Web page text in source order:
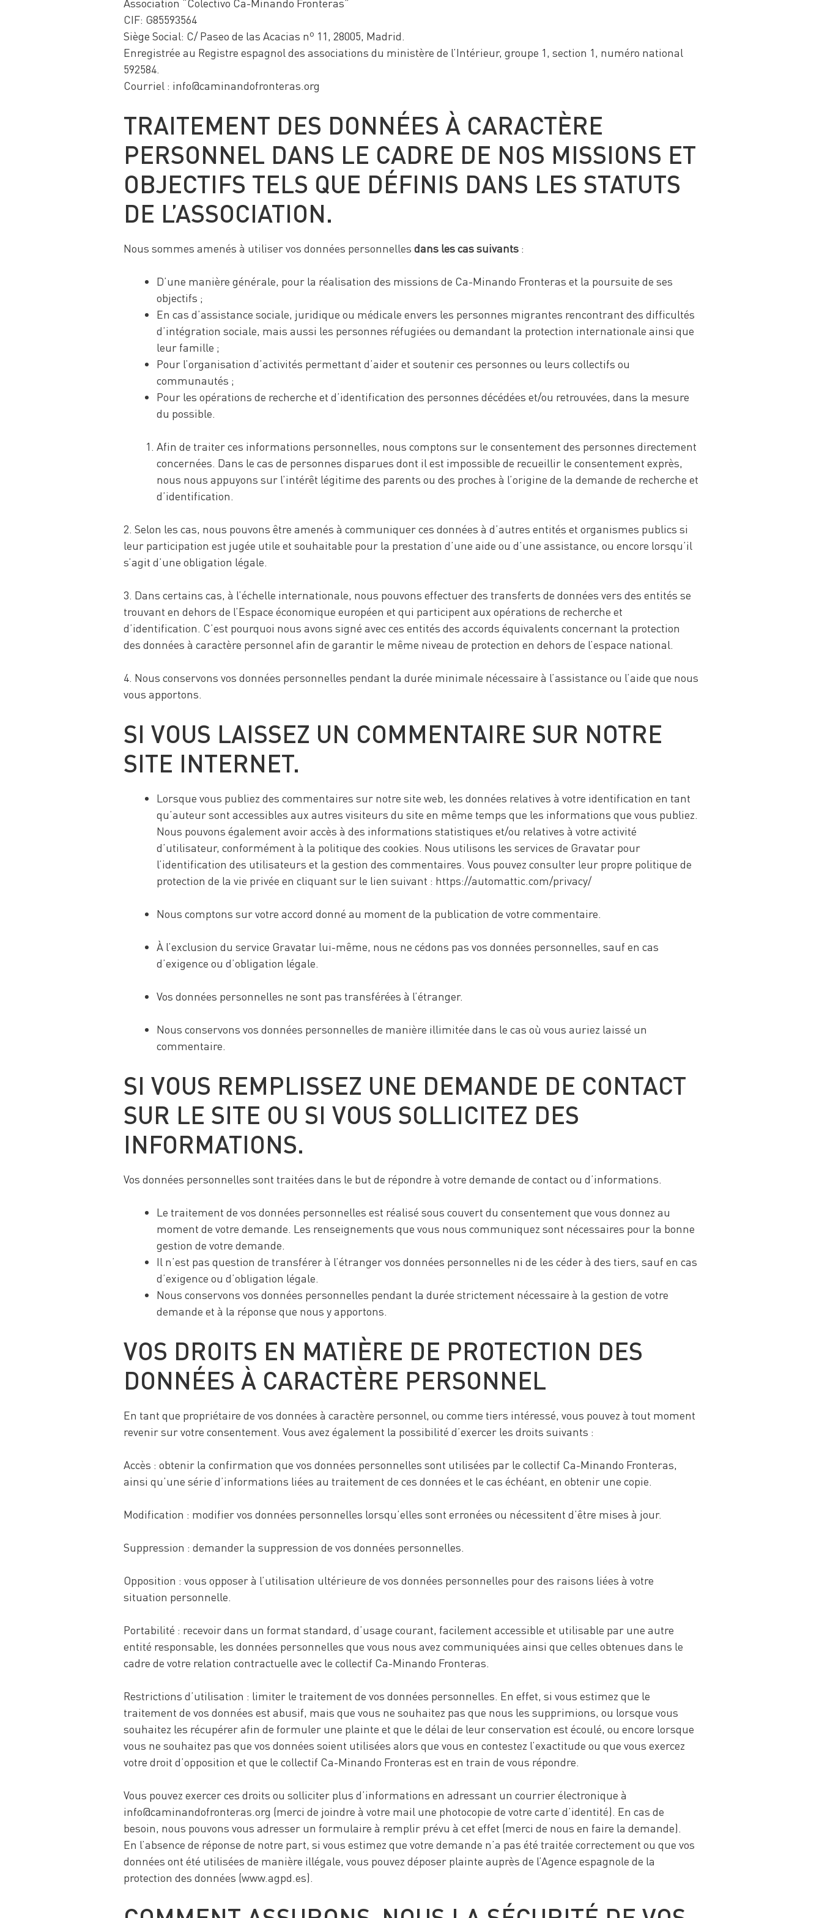
CIF: G85593564
Siège Social: C/ Paseo de las Acacias nº 11, 28005, Madrid.
Enregistrée au Registre espagnol des associations du ministère de l’Intérieur, groupe 1, section 1, numéro national
592584.
Courriel : info@caminandofronteras.org
TRAITEMENT DES DONNÉES À CARACTÈRE
PERSONNEL DANS LE CADRE DE NOS MISSIONS ET
OBJECTIFS TELS QUE DÉFINIS DANS LES STATUTS
DE L’ASSOCIATION.
Nous sommes amenés à utiliser vos données personnelles dans les cas suivants:
D’une manière générale, pour la réalisation des missions de Ca-Minando Fronteras et la poursuite de ses
objectifs ;
En cas d’assistance sociale, juridique ou médicale envers les personnes migrantes rencontrant des difficultés
d’intégration sociale, mais aussi les personnes réfugiées ou demandant la protection internationale ainsi que
leur famille ;
Pour l’organisation d’activités permettant d’aider et soutenir ces personnes ou leurs collectifs ou
communautés ;
Pour les opérations de recherche et d’identification des personnes décédées et/ou retrouvées, dans la mesure
du possible.
Afin de traiter ces informations personnelles, nous comptons sur le consentement des personnes directement
concernées. Dans le cas de personnes disparues dont il est impossible de recueillir le consentement exprès,
nous nous appuyons sur l’intérêt légitime des parents ou des proches à l’origine de la demande de recherche et
d’identification.
2. Selon les cas, nous pouvons être amenés à communiquer ces données à d’autres entités et organismes publics si
leur participation est jugée utile et souhaitable pour la prestation d’une aide ou d’une assistance, ou encore lorsqu’il
s’agit d’une obligation légale.
3. Dans certains cas, à l’échelle internationale, nous pouvons effectuer des transferts de données vers des entités se
trouvant en dehors de l’Espace économique européen et qui participent aux opérations de recherche et
d’identification. C’est pourquoi nous avons signé avec ces entités des accords équivalents concernant la protection
des données à caractère personnel afin de garantir le même niveau de protection en dehors de l’espace national.
4. Nous conservons vos données personnelles pendant la durée minimale nécessaire à l’assistance ou l’aide que nous
vous apportons.
SI VOUS LAISSEZ UN COMMENTAIRE SUR NOTRE
SITE INTERNET.
Lorsque vous publiez des commentaires sur notre site web, les données relatives à votre identification en tant
qu’auteur sont accessibles aux autres visiteurs du site en même temps que les informations que vous publiez.
Nous pouvons également avoir accès à des informations statistiques et/ou relatives à votre activité
d’utilisateur, conformément à la politique des cookies. Nous utilisons les services de Gravatar pour
l’identification des utilisateurs et la gestion des commentaires. Vous pouvez consulter leur propre politique de
protection de la vie privée en cliquant sur le lien suivant : https://automattic.com/privacy/
Nous comptons sur votre accord donné au moment de la publication de votre commentaire.
À l’exclusion du service Gravatar lui-même, nous ne cédons pas vos données personnelles, sauf en cas
d’exigence ou d’obligation légale.
Vos données personnelles ne sont pas transférées à l’étranger.
Nous conservons vos données personnelles de manière illimitée dans le cas où vous auriez laissé un
commentaire.
SI VOUS REMPLISSEZ UNE DEMANDE DE CONTACT
SUR LE SITE OU SI VOUS SOLLICITEZ DES
INFORMATIONS.
Vos données personnelles sont traitées dans le but de répondre à votre demande de contact ou d’informations.
Le traitement de vos données personnelles est réalisé sous couvert du consentement que vous donnez au
moment de votre demande. Les renseignements que vous nous communiquez sont nécessaires pour la bonne
gestion de votre demande.
Il n’est pas question de transférer à l’étranger vos données personnelles ni de les céder à des tiers, sauf en cas
d’exigence ou d’obligation légale.
Nous conservons vos données personnelles pendant la durée strictement nécessaire à la gestion de votre
demande et à la réponse que nous y apportons.
VOS DROITS EN MATIÈRE DE PROTECTION DES
DONNÉES À CARACTÈRE PERSONNEL
En tant que propriétaire de vos données à caractère personnel, ou comme tiers intéressé, vous pouvez à tout moment
revenir sur votre consentement. Vous avez également la possibilité d’exercer les droits suivants :
Accès : obtenir la confirmation que vos données personnelles sont utilisées par le collectif Ca-Minando Fronteras,
ainsi qu’une série d’informations liées au traitement de ces données et le cas échéant, en obtenir une copie.
Modification : modifier vos données personnelles lorsqu’elles sont erronées ou nécessitent d’être mises à jour.
Suppression : demander la suppression de vos données personnelles.
Opposition : vous opposer à l’utilisation ultérieure de vos données personnelles pour des raisons liées à votre
situation personnelle.
Portabilité : recevoir dans un format standard, d’usage courant, facilement accessible et utilisable par une autre
entité responsable, les données personnelles que vous nous avez communiquées ainsi que celles obtenues dans le
cadre de votre relation contractuelle avec le collectif Ca-Minando Fronteras.
Restrictions d’utilisation : limiter le traitement de vos données personnelles. En effet, si vous estimez que le
traitement de vos données est abusif, mais que vous ne souhaitez pas que nous les supprimions, ou lorsque vous
souhaitez les récupérer afin de formuler une plainte et que le délai de leur conservation est écoulé, ou encore lorsque
vous ne souhaitez pas que vos données soient utilisées alors que vous en contestez l’exactitude ou que vous exercez
votre droit d’opposition et que le collectif Ca-Minando Fronteras est en train de vous répondre.
Vous pouvez exercer ces droits ou solliciter plus d’informations en adressant un courrier électronique à
info@caminandofronteras.org (merci de joindre à votre mail une photocopie de votre carte d’identité). En cas de
besoin, nous pouvons vous adresser un formulaire à remplir prévu à cet effet (merci de nous en faire la demande).
En l’absence de réponse de notre part, si vous estimez que votre demande n’a pas été traitée correctement ou que vos
données ont été utilisées de manière illégale, vous pouvez déposer plainte auprès de l’Agence espagnole de la
protection des données (www.agpd.es).